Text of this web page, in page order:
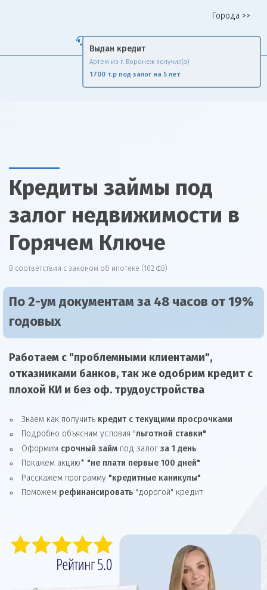
Города >>
Fin Rise
Кредиты займы под
залог недвижимости в
Горячем Ключе
В соответствии с законом об ипотеке (102 ФЗ)
По 2-ум документам за 48 часов от 19%
годовых
Работаем с "проблемными клиентами",
отказниками банков, так же одобрим кредит с
плохой КИ и без оф. трудоустройства
Знаем как получить кредит с текущими просрочками
Подробно объясним условия "льготной ставки"
Оформим срочный займ под залог за 1 день
Покажем акцию* "не плати первые 100 дней"
Расскажем программу "кредитные каникулы"
Поможем рефинансировать "дорогой" кредит
Выдан кредит
Артем из г. Воронеж получил(а)
1700 т.р под залог на 5 лет